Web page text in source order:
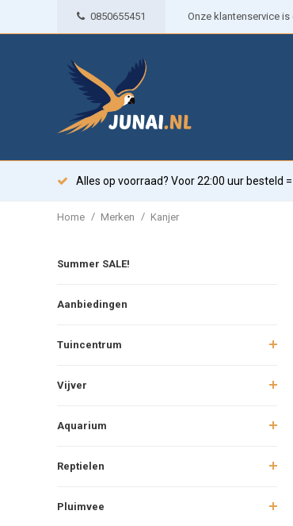
0850655451 Onze klantenservice
Alles op voorraad? Voor 22:00 uur besteld
Home / Merken / Kanjer
Summer SALE!
Aanbiedingen
Tuincentrum
Vijver
Aquarium
Reptielen
Pluimvee